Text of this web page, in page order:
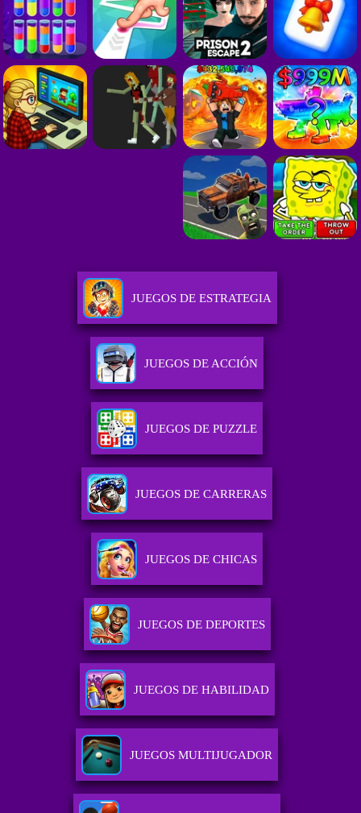
JUEGOS DE ESTRATEGIA
JUEGOS DE ACCIÓN
JUEGOS DE PUZZLE
JUEGOS DE CARRERAS
JUEGOS DE CHICAS
JUEGOS DE DEPORTES
JUEGOS DE HABILIDAD
JUEGOS MULTIJUGADOR